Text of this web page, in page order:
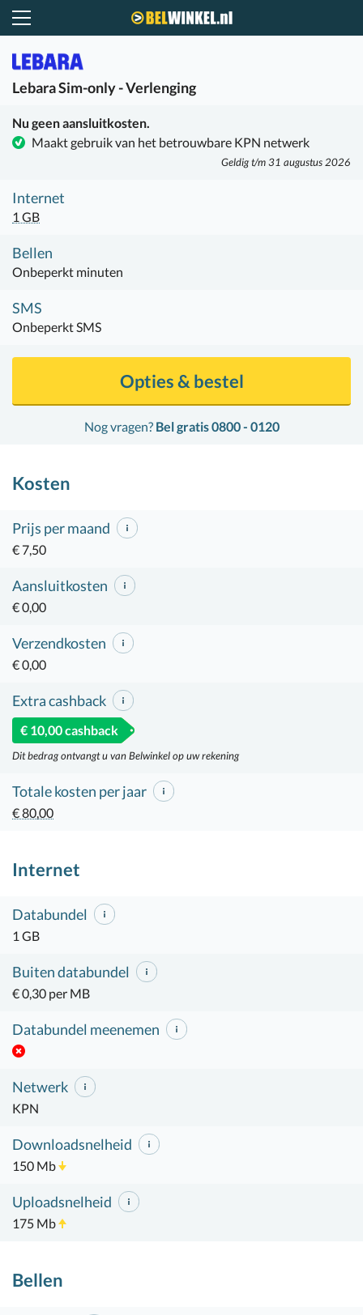
LebaraSim-only - Verlenging
Nu geen aansluitkosten.
Maakt gebruik van het betrouwbare KPN netwerk
Geldig t/m 31 augustus 2026
Internet
1 GB
Bellen
Onbeperkt minuten
SMS
Onbeperkt SMS
Nog vragen? Bel gratis 0800 - 0120
Opties & bestel
Kosten
Prijs per maand
€ 7,50
Aansluitkosten
€ 0,00
Verzendkosten
€ 0,00
Extra cashback
€ 10,00 cashback
Dit bedrag ontvangt u van Belwinkel op uw rekening
Totale kosten per jaar
€ 80,00
Internet
Databundel
1 GB
Buiten databundel
€ 0,30 per MB
Databundel meenemen
Netwerk
KPN
Downloadsnelheid
150 Mb
Uploadsnelheid
175 Mb
Bellen